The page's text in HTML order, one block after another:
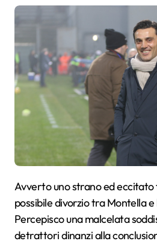
Avverto uno strano ed eccitato fervore intorno al
possibile divorzio tra Montella
Percepisco una malcelata
detrattori dinanzi alla